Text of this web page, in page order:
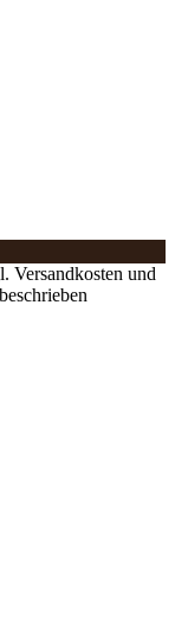
Versandkosten und